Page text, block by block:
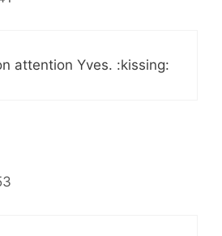
attention Yves. :kissing: